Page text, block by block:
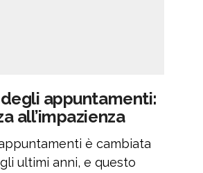
degli appuntamenti:
all’impazienza
è cambiata
ultimi anni, e questo